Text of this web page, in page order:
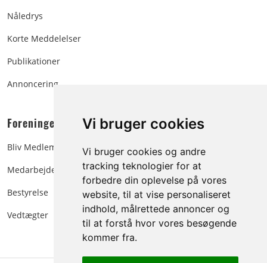
Vi bruger cookies
Vi bruger cookies og andre
tracking teknologier for at
forbedre din oplevelse på vores
website, til at vise personaliseret
indhold, målrettede annoncer og
til at forstå hvor vores besøgende
kommer fra.
Nåledrys
Korte Meddelelser
Publikationer
Annoncering
Foreningen:
Bliv Medlem
Medarbejdere
Bestyrelse
Vedtægter